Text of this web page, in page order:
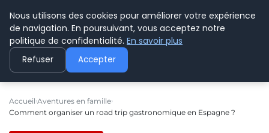
PYRENEES TOURISME
Accueil Aventures en famille
Comment organiser un road trip gastronomique en Espagne ?
Nous utilisons des cookies pour améliorer votre expérience
de navigation. En poursuivant, vous acceptez notre
politique de confidentialité. En savoir plus
Refuser Accepter